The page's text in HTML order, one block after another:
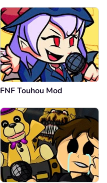
FNF Touhou Mod